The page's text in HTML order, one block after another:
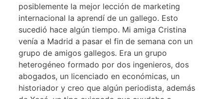
posiblemente la mejor lección de marketing
internacional la aprendí de un gallego. Esto
sucedió hace algún tiempo. Mi amiga Cristina
venía a Madrid a pasar el fin de semana con un
grupo de amigos gallegos. Era un grupo
heterogéneo formado por dos ingenieros, dos
abogados, un licenciado en económicas, un
historiador y creo que algún periodista, además